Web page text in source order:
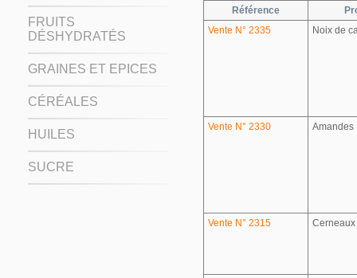
FRUITS
DÉSHYDRATÉS
GRAINES ET EPICES
CÉRÉALES
HUILES
SUCRE
Référence
Vente N° 2335
Noix de
Vente N° 2330 Amandes
Vente N° 2315